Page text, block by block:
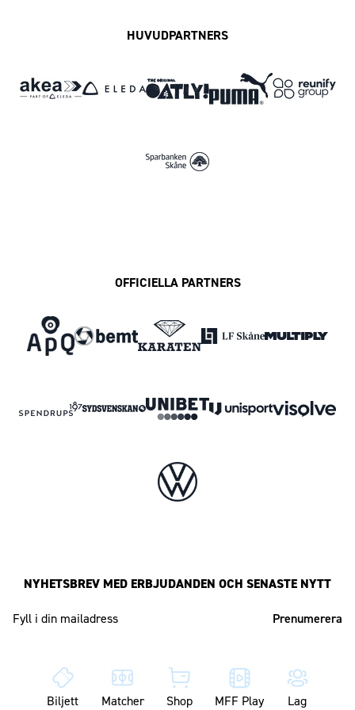
HUVUDPARTNERS
OFFICIELLA PARTNERS
NYHETSBREV MED ERBJUDANDEN OCH SENASTE NYTT
Biljett Matcher Shop MFF Play Lag